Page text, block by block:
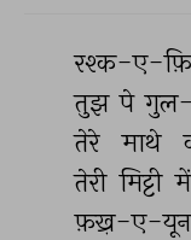
रश्क-ए-
तुझ पे
तेरे
माथे
तेरी मिट्टी में
फ़ख़्र-ए-